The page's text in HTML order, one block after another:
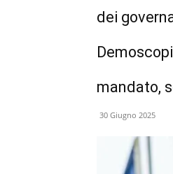
dei
mandato,
30 Giugno 2025